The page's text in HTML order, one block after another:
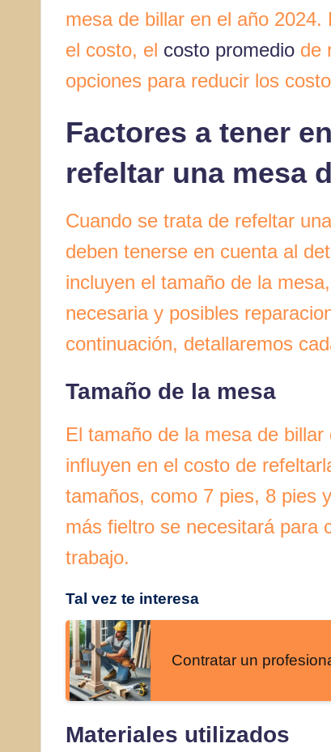
mesa de billar en el año
el costo, el costo promedio de
opciones para reducir los
Factores a tener
refeltar una mesa
Cuando se trata de refeltar
deben tenerse en cuenta al
incluyen el tamaño de la
necesaria y posibles
continuación, detallaremos
Tamaño de la mesa
El tamaño de la mesa de
influyen en el costo de
tamaños, como 7 pies, 8 pies
más fieltro se necesitará para
trabajo.
Tal vez te interesa
Contratar un
Materiales utilizados